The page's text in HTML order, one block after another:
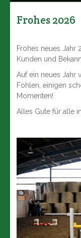
Frohes 2026
Frohes neues Jahr
Kunden und
Auf ein neues Jahr
Fohlen, einigen
Momenten!
Alles Gute für alle